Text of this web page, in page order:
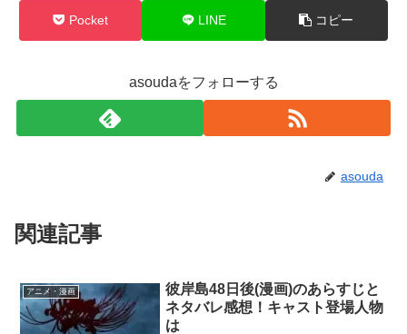
Pocket LINE コピー
asoudaをフォローする
asouda
関連記事
アニメ・漫画
彼岸島48日後(漫画)のあらすじと
ネタバレ感想！キャスト登場人物
は